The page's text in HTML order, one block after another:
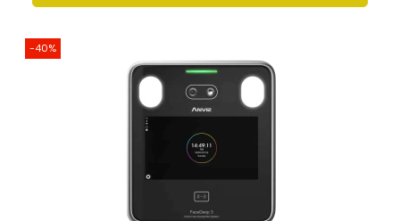
-40%